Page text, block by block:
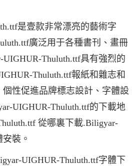
是壹款非常漂亮的藝術字
廣泛用于各種書刊、畫冊
Thuluth.ttf具有強烈的
Thuluth.ttf報紙和雜志和
性促進品牌標志設計、字體設
UIGHUR-Thuluth.ttf的下載地
從哪裏下載.Biligyar-
裝。
UIGHUR-Thuluth.ttf字體下